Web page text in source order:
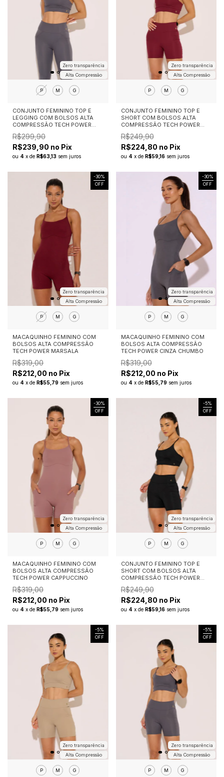
Alta Compressão
Zero transparência
P M G
CONJUNTO FEMININO TOP E
LEGGING COM BOLSOS ALTA
COMPRESSÃO TECH POWER
CINZA CHUMBO
R$299,90
R$239,90 no Pix
ou 4 x de R$63,13 sem juros
Alta Compressão
Zero transparência
P M G
CONJUNTO FEMININO TOP E
SHORT COM BOLSOS ALTA
COMPRESSÃO TECH POWER
MARSALA
R$249,90
R$224,80 no Pix
ou 4 x de R$59,16 sem juros
-30%
OFF
Alta Compressão
Zero transparência
P M G
MACAQUINHO FEMININO COM
BOLSOS ALTA COMPRESSÃO
TECH POWER MARSALA
R$319,00
R$212,00 no Pix
ou 4 x de R$55,79 sem juros
-30%
OFF
Alta Compressão
Zero transparência
P M G
MACAQUINHO FEMININO COM
BOLSOS ALTA COMPRESSÃO
TECH POWER CINZA CHUMBO
R$319,00
R$212,00 no Pix
ou 4 x de R$55,79 sem juros
-30%
OFF
Alta Compressão
Zero transparência
P M G
MACAQUINHO FEMININO COM
BOLSOS ALTA COMPRESSÃO
TECH POWER CAPPUCCINO
R$319,00
R$212,00 no Pix
ou 4 x de R$55,79 sem juros
-5%
OFF
Alta Compressão
Zero transparência
P M G
CONJUNTO FEMININO TOP E
SHORT COM BOLSOS ALTA
COMPRESSÃO TECH POWER
PRETO
R$249,90
R$224,80 no Pix
ou 4 x de R$59,16 sem juros
-5%
OFF
Alta Compressão
Zero transparência
P M G
-5%
OFF
Alta Compressão
Zero transparência
P M G